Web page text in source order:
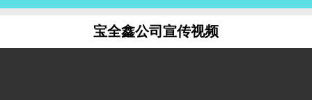
联系我们
51La
宝全鑫公司宣传视频